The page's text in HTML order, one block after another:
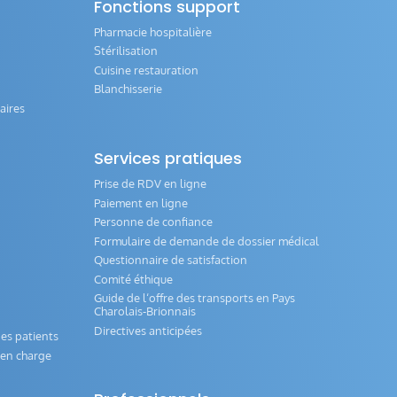
patients
charge
Fonctions support
Pharmacie hospitalière
Stérilisation
Cuisine restauration
Blanchisserie
Services pratiques
Prise de RDV en ligne
Paiement en ligne
Personne de confiance
Formulaire de demande de dossier médical
Questionnaire de satisfaction
Comité éthique
Guide de l‘offre des transports en Pays
Charolais-Brionnais
Directives anticipées